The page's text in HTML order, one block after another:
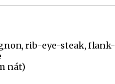
rib-eye-steak, flank-
nát)